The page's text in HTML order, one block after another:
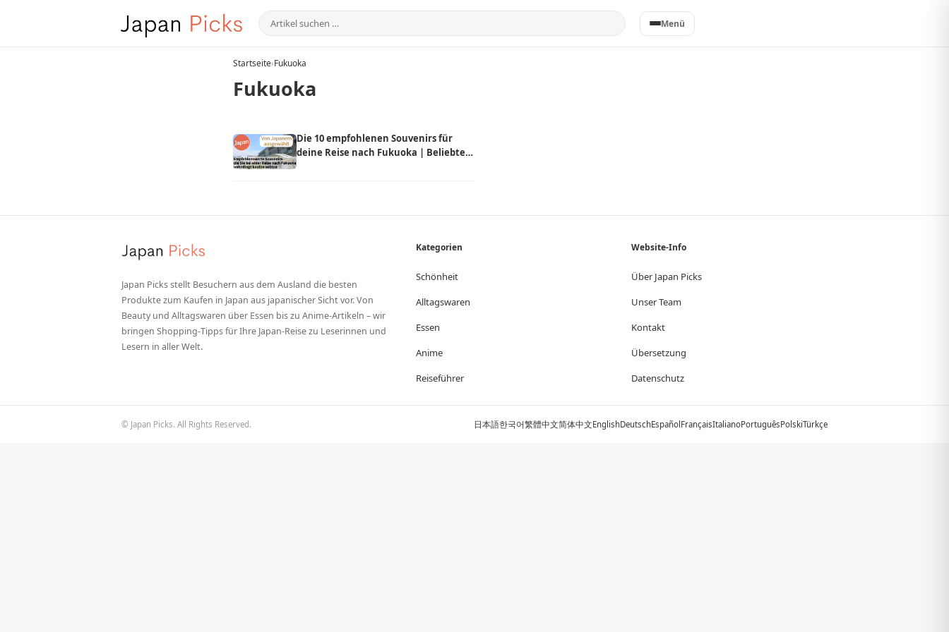
Menü
Startseite›Fukuoka
Fukuoka
Die 10 empfohlenen Souvenirs für
deine Reise nach Fukuoka | Beliebte
Japan Picks stellt Besuchern aus dem Ausland die besten
Produkte zum Kaufen in Japan aus japanischer Sicht vor. Von
Beauty und Alltagswaren über Essen bis zu Anime-Artikeln – wir
bringen Shopping-Tipps für Ihre Japan-Reise zu Leserinnen und
Lesern in aller Welt.
Kategorien
Schönheit
Alltagswaren
Essen
Anime
Reiseführer
Website-Info
Über Japan Picks
Unser Team
Kontakt
Übersetzung
Datenschutz
© Japan Picks. All Rights Reserved. 日本語한국어繁體中文简体中文EnglishDeutschEspañol FrançaisItalianoPortuguêsPolskiTürkçe